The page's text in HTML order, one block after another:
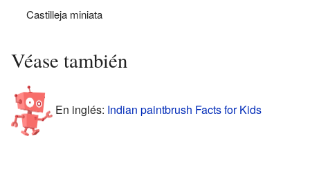
Castilleja miniata
Véase también
En inglés: Indian paintbrush Facts for Kids